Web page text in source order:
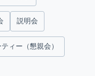
説明会
ィー（懇親会）